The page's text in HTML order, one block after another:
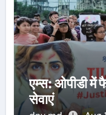
एम्स: ओपीडी में
सेवाएं